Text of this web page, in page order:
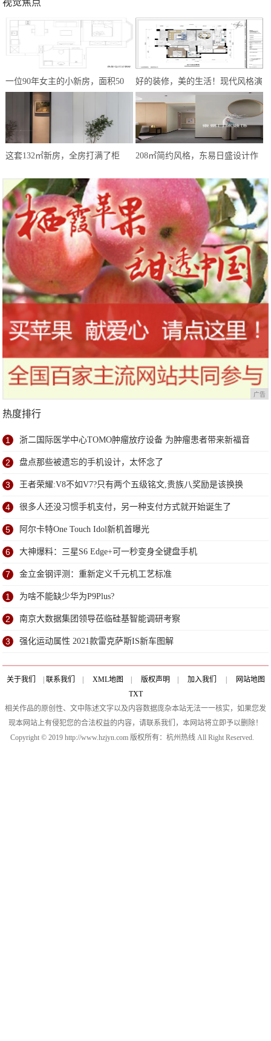
一位90年女主的小新房，面积50
㎡，简约式风格，让我越看越爱
好的装修，美的生活！现代风格演
绎，心之所向方为家
这套132㎡新房，全房打满了柜
松
208㎡简约风格，东易日盛设计作
广告
热度排行
1 浙二国际医学中心TOMO肿瘤放疗设备 为肿瘤患者带来新福音
2 盘点那些被遗忘的手机设计，太怀念了
3 王者荣耀:V8不如V7?只有两个五级铭文,贵族八奖励是该换换
4 很多人还没习惯手机支付，另一种支付方式就开始诞生了
5 阿尔卡特One Touch Idol新机首曝光
6 大神爆料：三星S6 Edge+可一秒变身全键盘手机
7 金立金钢评测：重新定义千元机工艺标准
1 为啥不能缺少华为P9Plus?
2 南京大数据集团领导莅临硅基智能调研考察
3 强化运动属性 2021款雷克萨斯IS新车图解
关于我们 | 联系我们 | XML地图 | 版权声明 | 加入我们 |
网站地图
TXT
相关作品的原创性、文中陈述文字以及内容数据庞杂本站无法一一核实，如果您发
现本网站上有侵犯您的合法权益的内容，请联系我们，本网站将立即予以删除！
Copyright © 2019 http://www.hzjyn.com 版权所有：杭州热线 All Right Reserved.